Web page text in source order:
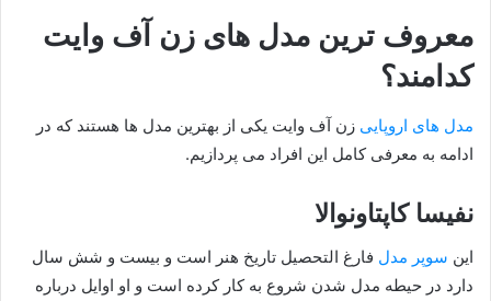
معروف ترین مدل های زن آف وایت
کدامند؟
مدل های اروپایی زن آف وایت یکی از بهترین مدل ها هستند که در
ادامه به معرفی کامل این افراد می پردازیم.
نفیسا کاپتاونوالا
این سوپر مدل فارغ التحصیل تاریخ هنر است و بیست و شش سال
دارد در حیطه مدل شدن شروع به کار کرده است و او اوایل درباره